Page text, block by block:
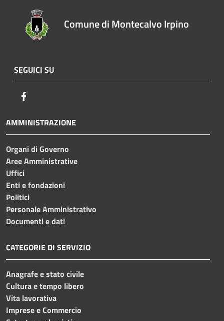
Comune di Montecalvo Irpino
SEGUICI SU
AMMINISTRAZIONE
Organi di Governo
Aree Amministrative
Uffici
Enti e fondazioni
Politici
Personale Amministrativo
Documenti e dati
CATEGORIE DI SERVIZIO
Anagrafe e stato civile
Cultura e tempo libero
Vita lavorativa
Imprese e Commercio